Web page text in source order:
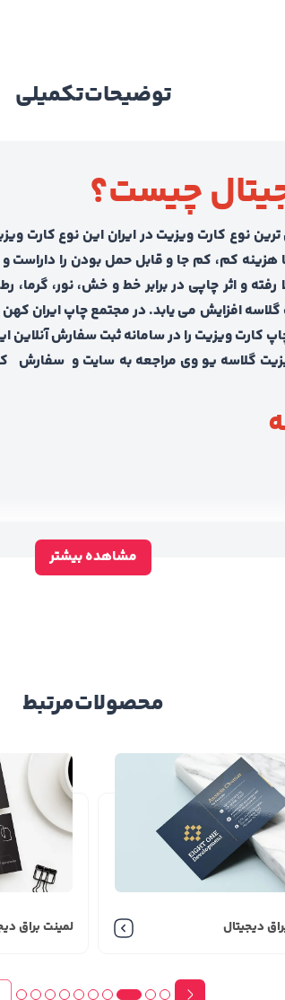
توضیحاتتکمیلی
چیست؟
با هزینه کم، کم جا و قابل حمل بودن را
رفته و اثر چاپی در برابر خط و خش، نور،
افزایش می یابد. در مجتمع چاپ ایران
کارت ویزیت را در سامانه ثبت سفارش
گلاسه یو وی مراجعه به سایت و سفارش
مشاهده بیشتر
محصولاتمرتبط
لمینت براق دیجیتال